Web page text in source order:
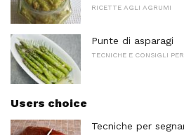
RICETTE AGLI AGRUMI
Punte di asparagi
TECNICHE E CONSIGLI
Users choice
Tecniche per